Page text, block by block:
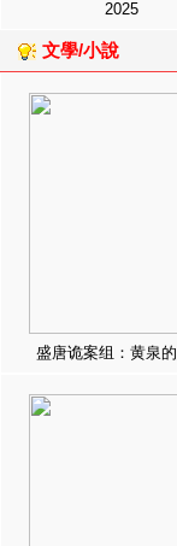
2025
文學/小說
盛唐诡案组：黄泉